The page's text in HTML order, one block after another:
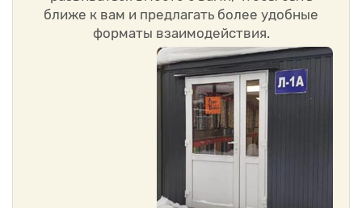
ближе к вам и предлагать более удобные
форматы взаимодействия.